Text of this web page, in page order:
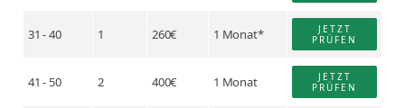
31 - 40 1 260€ 1 Monat*
JETZT
PRÜFEN
41 - 50 2 400€ 1 Monat
JETZT
PRÜFEN